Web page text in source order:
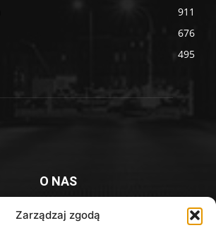
Zarządzaj zgodą
911
676
495
O NAS
mieszkańców Knurowa i okolic